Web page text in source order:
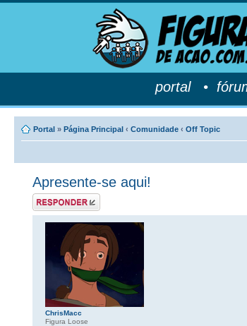
portal•
Portal » Página Principal ‹ Comunidade ‹ Off Topic
Apresente-se aqui!
Postar uma
resposta
ChrisMacc
Figura Loose